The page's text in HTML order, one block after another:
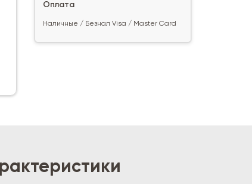
Оплата
Наличные / Безнал Visa / Master Card